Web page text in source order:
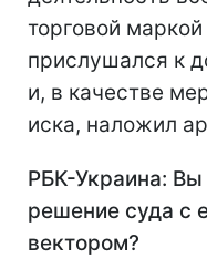
торговой
прислушался к
и, в качестве
иска, наложил
РБК-Украина: Вы
решение суда с
вектором?